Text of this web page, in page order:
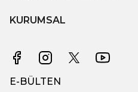
KURUMSAL
E-BÜLTEN